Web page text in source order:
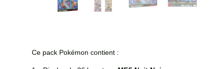
Ce pack Pokémon contient :